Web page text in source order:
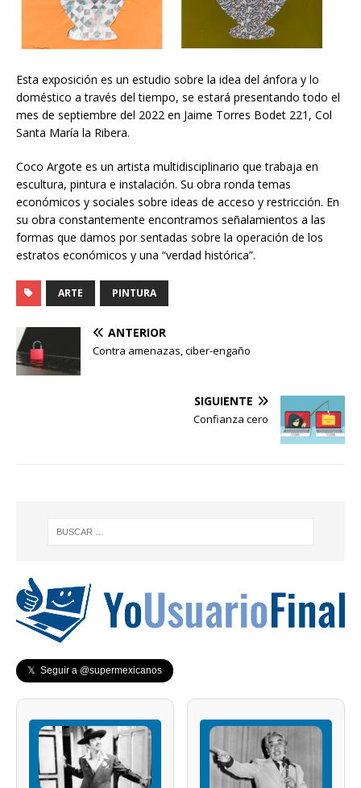
Esta exposición es un estudio sobre la idea del ánfora y lo
doméstico a través del tiempo, se estará presentando todo el
mes de septiembre del 2022 en Jaime Torres Bodet 221, Col
Santa María la Ribera.
Coco Argote es un artista multidisciplinario que trabaja en
escultura, pintura e instalación. Su obra ronda temas
económicos y sociales sobre ideas de acceso y restricción. En
su obra constantemente encontramos señalamientos a las
formas que damos por sentadas sobre la operación de los
estratos económicos y una “verdad histórica”.
ARTE PINTURA
ANTERIOR
Contra amenazas, ciber-engaño
SIGUIENTE
Confianza cero
𝕏 Seguir a @supermexicanos